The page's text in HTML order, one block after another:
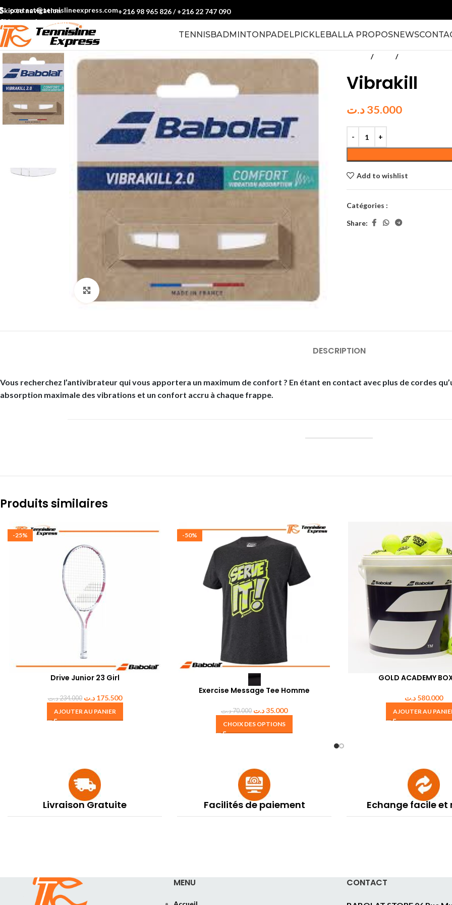
Skip to navigation
Skip to main content
contact@tennislineexpress.com+216 98 965 826/+216 22 747 090
TENNISBADMINTONPADELPICKLEBALLA PROPOSNEWS
Tennis Accessoires
Vibrakill
35.000د.ت
Add to wishlist
Catégories :
Share:
DESCRIPTION
Vous recherchez l’antivibrateur qui vous apportera un maximum de confort ? En étant en contact avec plus de cordes
absorption maximale des vibrations et un confort accru à chaque frappe.
Produits similaires
-25%
Drive Junior 23 Girl
234.000د.ت 175.500 د.ت
AJOUTER AU PANIER
-50%
Exercise Message Tee Homme
70.000د.ت 35.000د.ت
CHOIX DES OPTIONS
GOLD ACADEMY
580.000 د.ت
AJOUTER AU
Livraison Gratuite Facilités de paiement Echange facile et
MENU CONTACT